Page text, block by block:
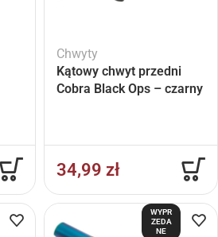
Chwyty
Kątowy chwyt przedni
Cobra Black Ops – czarny
34,99 zł
WYPR
ZEDA
NE